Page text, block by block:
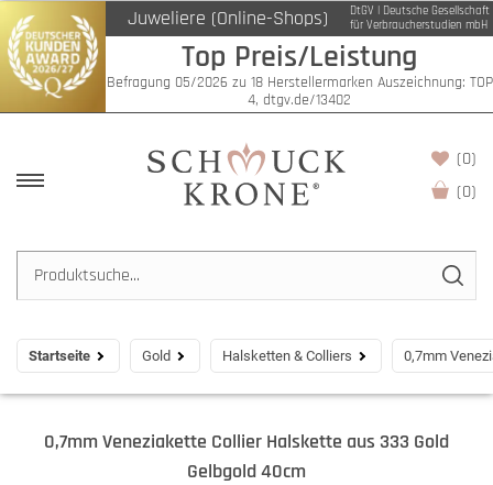
Juweliere (Online-Shops)
DtGV | Deutsche Gesellschaft
für Verbraucherstudien mbH
Top Preis/Leistung
Befragung 05/2026 zu 18 Herstellermarken Auszeichnung: TOP
4, dtgv.de/13402
(0)
(0)
Startseite Gold Halsketten & Colliers 0,7mm
0,7mm Veneziakette Collier Halskette aus 333 Gold
Gelbgold 40cm